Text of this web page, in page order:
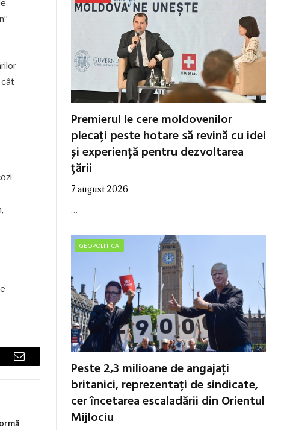
cât
Email
Premierul le cere moldovenilor
plecați peste hotare să revină cu idei
și experiență pentru dezvoltarea
țării
7 august 2026
…
GEOPOLITICA
Peste 2,3 milioane de angajați
britanici, reprezentați de sindicate,
cer încetarea escaladării din Orientul
Mijlociu